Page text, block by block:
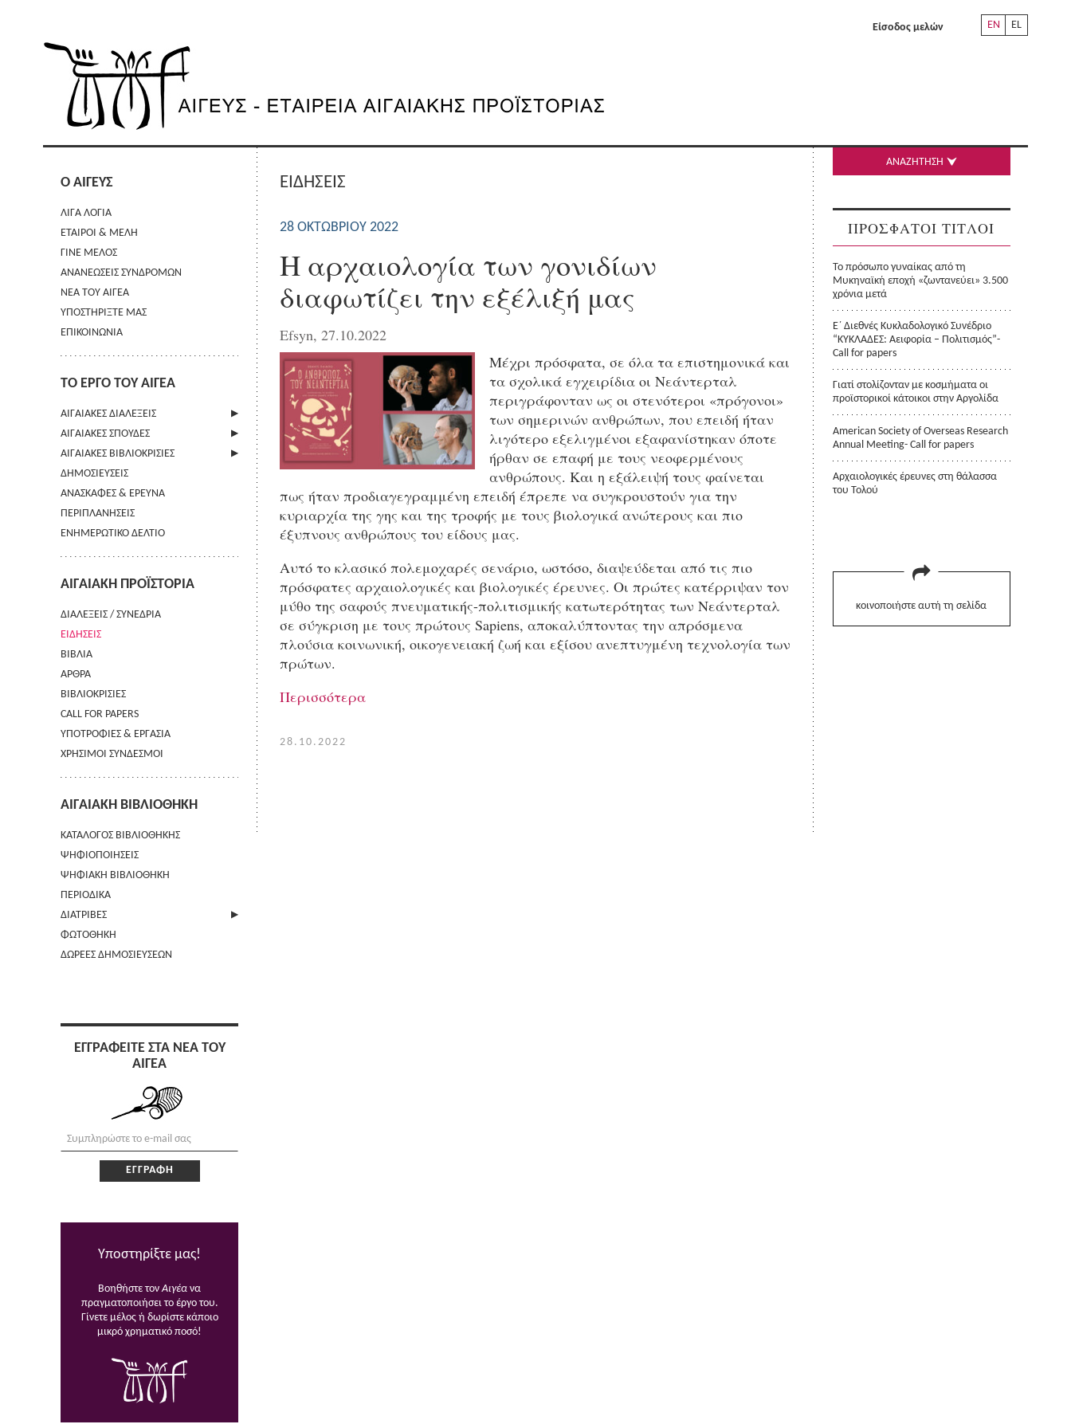
EN EL
Είσοδος μελών
Ο ΑΙΓΕΥΣ
ΛΙΓΑ ΛΟΓΙΑ
ΕΤΑΙΡΟΙ & ΜΕΛΗ
ΓΙΝΕ ΜΕΛΟΣ
ΑΝΑΝΕΩΣΕΙΣ ΣΥΝΔΡΟΜΩΝ
ΝΕΑ ΤΟΥ ΑΙΓΕΑ
ΥΠΟΣΤΗΡΙΞΤΕ ΜΑΣ
ΕΠΙΚΟΙΝΩΝΙΑ
ΤΟ ΕΡΓΟ ΤΟΥ ΑΙΓΕΑ
ΑΙΓΑΙΑΚΕΣ ΔΙΑΛΕΞΕΙΣ
ΠΛΗΡΟΦΟΡΙΕΣ
ΑΙΓΑΙΑΚΕΣ ΣΠΟΥΔΕΣ
ΠΛΗΡΟΦΟΡΙΕΣ
ΟΔΗΓΙΕΣ ΠΡΟΣ ΣΥΓΓΡΑΦΕΙΣ
ΟΡΟΙ ΧΡΗΣΗΣ
ΕΠΙΚΟΙΝΩΝΙΑ
ΑΙΓΑΙΑΚΕΣ ΒΙΒΛΙΟΚΡΙΣΙΕΣ
ΠΛΗΡΟΦΟΡΙΕΣ
ΔΗΜΟΣΙΕΥΣΕΙΣ
ΑΝΑΣΚΑΦΕΣ & ΕΡΕΥΝΑ
ΠΕΡΙΠΛΑΝΗΣΕΙΣ
ΕΝΗΜΕΡΩΤΙΚΟ ΔΕΛΤΙΟ
ΑΙΓΑΙΑΚΗ ΠΡΟΪΣΤΟΡΙΑ
ΔΙΑΛΕΞΕΙΣ / ΣΥΝΕΔΡΙΑ
ΕΙΔΗΣΕΙΣ
ΒΙΒΛΙΑ
ΑΡΘΡΑ
ΒΙΒΛΙΟΚΡΙΣΙΕΣ
CALL FOR PAPERS
ΥΠΟΤΡΟΦΙΕΣ & ΕΡΓΑΣΙΑ
ΧΡΗΣΙΜΟΙ ΣΥΝΔΕΣΜΟΙ
ΑΙΓΑΙΑΚΗ ΒΙΒΛΙΟΘΗΚΗ
ΚΑΤΑΛΟΓΟΣ ΒΙΒΛΙΟΘΗΚΗΣ
ΨΗΦΙΟΠΟΙΗΣΕΙΣ
ΨΗΦΙΑΚΗ ΒΙΒΛΙΟΘΗΚΗ
ΠΕΡΙΟΔΙΚΑ
ΔΙΑΤΡΙΒΕΣ
ΑΠΟΣΤΟΛΗ ΠΕΡΙΛΗΨΗΣ
ΦΩΤΟΘΗΚΗ
ΔΩΡΕΕΣ ΔΗΜΟΣΙΕΥΣΕΩΝ
ΕΓΓΡΑΦΕΙΤΕ ΣΤΑ ΝΕΑ ΤΟΥ
ΑΙΓΕΑ
Υποστηρίξτε μας!
Βοηθήστε τονΑιγέα να
πραγματοποιήσει το έργο του.
Γίνετε μέλος ή δωρίστε κάποιο
μικρό χρηματικό ποσό!
ΕΙΔΗΣΕΙΣ
28 ΟΚΤΩΒΡΊΟΥ 2022
Η αρχαιολογία των γονιδίων
διαφωτίζει την εξέλιξή μας
Efsyn, 27.10.2022
Μέχρι πρόσφατα, σε όλα τα επιστημονικά και
τα σχολικά εγχειρίδια οι Νεάντερταλ
περιγράφονταν ως οι στενότεροι «πρόγονοι»
των σημερινών ανθρώπων, που επειδή ήταν
λιγότερο εξελιγμένοι εξαφανίστηκαν όποτε
ήρθαν σε επαφή με τους νεοφερμένους
ανθρώπους. Και η εξάλειψή τους φαίνεται
πως ήταν προδιαγεγραμμένη επειδή έπρεπε να συγκρουστούν για την
κυριαρχία της γης και της τροφής με τους βιολογικά ανώτερους και πιο
έξυπνους ανθρώπους του είδους μας.
Αυτό το κλασικό πολεμοχαρές σενάριο, ωστόσο, διαψεύδεται από τις πιο
πρόσφατες αρχαιολογικές και βιολογικές έρευνες. Οι πρώτες κατέρριψαν τον
μύθο της σαφούς πνευματικής-πολιτισμικής κατωτερότητας των Νεάντερταλ
σε σύγκριση με τους πρώτους Sapiens, αποκαλύπτοντας την απρόσμενα
πλούσια κοινωνική, οικογενειακή ζωή και εξίσου ανεπτυγμένη τεχνολογία των
πρώτων.
Περισσότερα
28.10.2022
ΑΝΑΖΗΤΗΣΗ
ΠΡΟΣΦΑΤΟΙ ΤΙΤΛΟΙ
Το πρόσωπο γυναίκας από τη
Μυκηναϊκή εποχή «ζωντανεύει» 3.500
χρόνια μετά
Ε΄ Διεθνές Κυκλαδολογικό Συνέδριο
“ΚΥΚΛΑΔΕΣ: Αειφορία – Πολιτισμός”-
Call for papers
Γιατί στολίζονταν με κοσμήματα οι
προϊστορικοί κάτοικοι στην Αργολίδα
American Society of Overseas Research
Annual Meeting- Call for papers
Αρχαιολογικές έρευνες στη θάλασσα
του Τολού
κοινοποιήστε αυτή τη σελίδα